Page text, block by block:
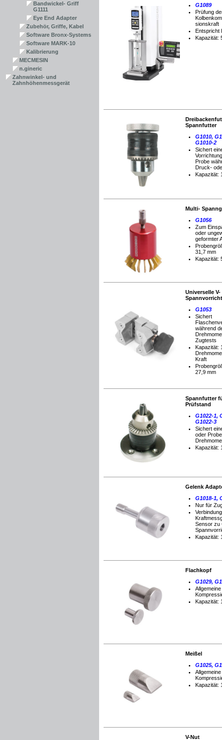
Bandwickel- Griff
G1111
Eye End Adapter
Zubehör, Griffe, Kabel
Software Bronx-Systems
Software MARK-10
Kalibrierung
MECMESIN
n.gineric
Zahnwinkel- und
Zahnhöhenmessgerät
G1089
Prüfung
sionskraft
Entspricht
Kapazität:
Spannfutter
G1010,
G1010-2
Sichert
Probe
Druck-
Kapazität:
Multi-
G1056
Zum
oder
geformter
31,7 mm
Kapazität:
Universelle V-
G1053
Sichert
während
Zugtests
Kapazität:
Kraft
27,9 mm
Spannfutter
Prüfstand
G1022-1,
G1022-3
Sichert
oder
Kapazität:
Gelenk
G1018-1,
Nur für
Sensor zu
Kapazität:
Flachkopf
G1029,
Allgemeine
Kapazität:
Meißel
G1025,
Allgemeine
Kapazität:
V-Nut